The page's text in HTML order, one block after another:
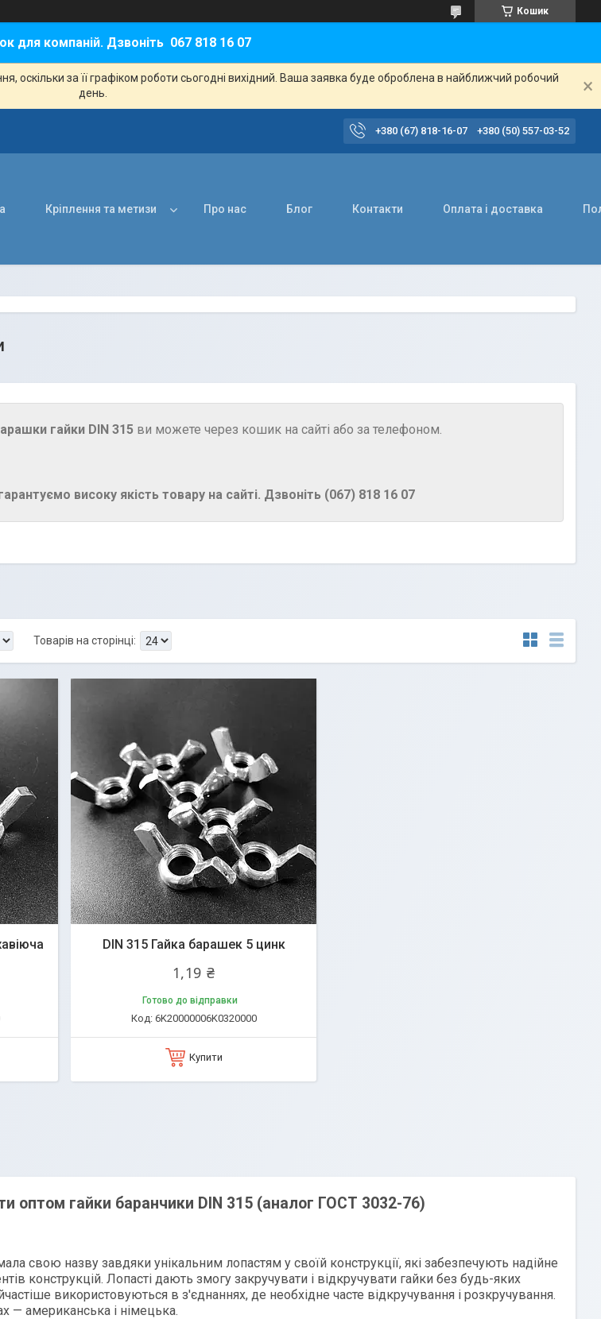
Кошик
для компаній. Дзвоніть 067 818 16 07
за її графіком роботи сьогодні вихідний. Ваша заявка буде оброблена в найближчий робочий
день.
+380 (67) 818-16-07 +380 (50) 557-03-52
Кріплення та метизи Про нас Блог Контакти Оплата і доставка
гайки DIN 315 ви можете через кошик на сайті або за телефоном.
високу якість товару на сайті. Дзвоніть (067) 818 16 07
DIN 315 Гайка барашек 5 цинк
1,19 ₴
Готово до відправки
6K20000006K0320000
Купити
оптом гайки баранчики DIN 315 (аналог ГОСТ 3032-76)
свою назву завдяки унікальним лопастям у своїй конструкції, які забезпечують надійне
конструкцій. Лопасті дають змогу закручувати і відкручувати гайки без будь-яких
використовуються в з'єднаннях, де необхідне часте відкручування і розкручування.
— американська і німецька.